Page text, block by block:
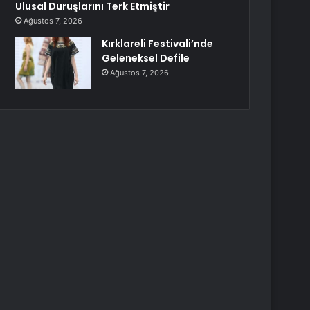
Ulusal Duruşlarını Terk Etmiştir
Ağustos 7, 2026
Kırklareli Festivali’nde
Geleneksel Defile
Ağustos 7, 2026